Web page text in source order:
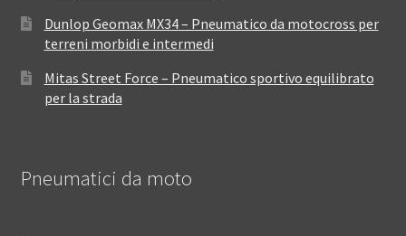
Dunlop Geomax MX34 – Pneumatico da motocross per
terreni morbidi e intermedi
Mitas Street Force – Pneumatico sportivo equilibrato
per la strada
Pneumatici da moto